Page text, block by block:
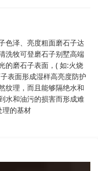
色泽、亮度粗面磨石子达
洗牧可登磨石子别墅高端
的磨石子表面，( 如:火烧
表面形成湿样高亮度防护
纹理，而且能够隔绝水和
水和油污的损害而形成难
理的基材